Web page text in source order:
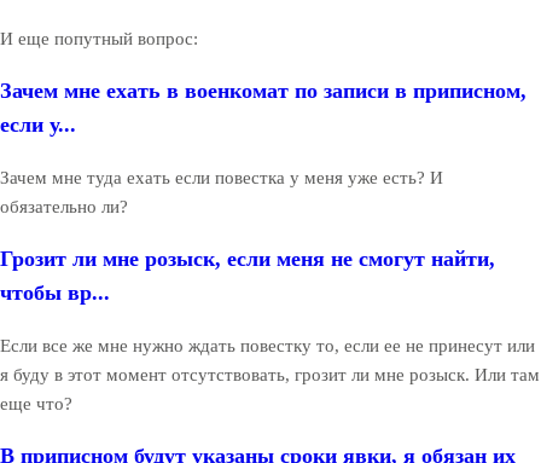
И еще попутный вопрос:
Зачем мне ехать в военкомат по записи в приписном,
если у...
Зачем мне туда ехать если повестка у меня уже есть? И
обязательно ли?
Грозит ли мне розыск, если меня не смогут найти,
чтобы вр...
Если все же мне нужно ждать повестку то, если ее не принесут или
я буду в этот момент отсутствовать, грозит ли мне розыск. Или там
еще что?
В приписном будут указаны сроки явки, я обязан их